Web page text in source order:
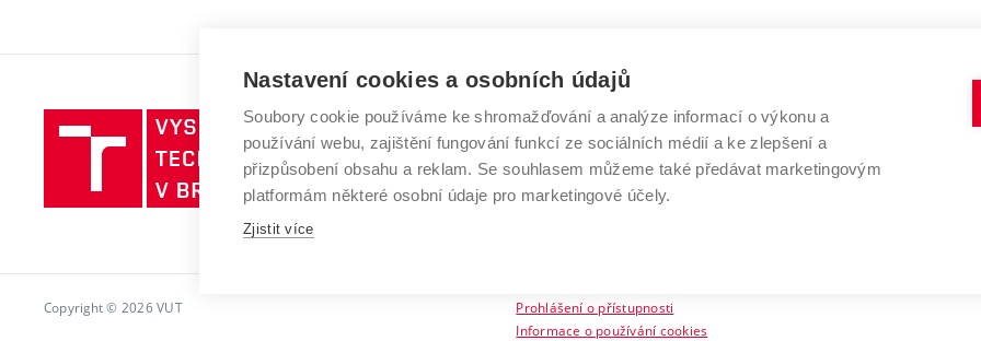
Vysoké
učení
technické
v
VYSOKÉ UČENÍ TECHNICKÉ V BRNĚ
Antonínská 548/1
602 00 Brno
www.vut.cz
Copyright © 2026 VUT
Prohlášení o přístupnosti
Informace o používání cookies
Nastavení cookies a osobních údajů
Soubory cookie používáme ke shromažďování a analýze informací o výkonu a
používání webu, zajištění fungování funkcí ze sociálních médií a ke zlepšení a
přizpůsobení obsahu a reklam. Se souhlasem můžeme také předávat marketingovým
platformám některé osobní údaje pro marketingové účely.
Zjistit více